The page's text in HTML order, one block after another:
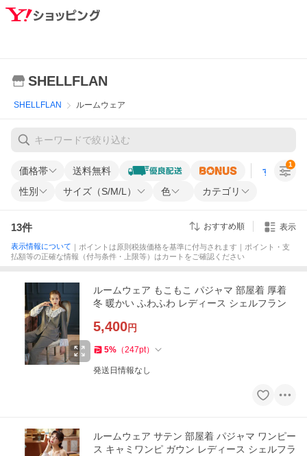
SHELLFLAN
SHELLFLAN ルームウェア
価格帯 送料無料 すべての条
性別 サイズ（S/M/L） 色 カテゴリ
1
13件 おすすめ順 表示
表示情報について ｜ポイントは原則税抜価格を基準に付与されます｜ポイント・支
払額等の正確な情報（付与条件・上限等）はカートをご確認ください
ルームウェア もこもこ パジャマ 部屋着 厚着
冬 暖かい ふわふわ レディース シェルフラン
5,400円
5% （247pt）
発送日情報なし
ルームウェア サテン 部屋着 パジャマ ワンピー
ス キャミワンピ ガウン レディース シェルフラ